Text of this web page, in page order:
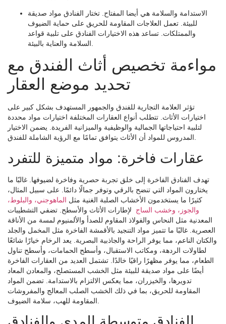
الاستدامة والسلامة هي أيضا المفتاح. تختار الفنادق مواد صديقة
للبيئة. تعمل العلاجات المقاومة للحريق على حماية الضيوف
والممتلكات. تساعد هذه الاختيارات الفنادق على تلبية قواعد
مواءمة تخصيص أثاث الفندق مع
تحديد موضع العقار
تؤثر العلامة التجارية للفندق والجمهور المستهدف بشكل كبير على
اختيارات الأثاث. تتطلب أنواع العقارات المختلفة اختيارات مواد محددة
لتلبية احتياجاتها الجمالية والوظيفية والميزانية الفريدة. يضمن الاختيار
المدروس للمواد أن الأثاث يتوافق تمامًا مع الرؤية الشاملة للفندق.
عقارات فاخرة: مواد متميزة للتفرد
تهدف الفنادق الفاخرة إلى خلق تجربة حصرية وفاخرة لضيوفها. غالبًا ما
يختارون المواد التي تنضح بالرقي وتوفر جمالًا دائمًا. على سبيل المثال،
كثيرًا ما يستخدمون الأخشاب الصلبة الغنية مثل الماهوجني، والبلوط،
والجوز، وخشب الساج
لإطارات الأثاث والأسطح. تضفي التشطيبات
المعدنية مثل النحاس والفولاذ المقاوم للصدأ والألمنيوم لمسة من الأناقة
العصرية. غالبًا ما تتميز مواد التنجيد بالأقمشة الفاخرة مثل المخمل والجلد
والكتان الناعم، مما يوفر الراحة والجاذبية البصرية. يعد الرخام خيارًا شائعًا
لطاولات الردهة، ومكاتب الاستقبال، وأسطح الحمامات، وأسطح تناول
الطعام، مما يوفر مظهرًا راقيًا خالدًا. تشتمل العديد من العقارات الفاخرة
أيضًا على مواد صديقة للبيئة مثل الخشب المستصلح، والمعادن المعاد
تدويرها، والخيزران، مما يعكس الالتزام بالاستدامة. تضمن المواد
المقاومة للحريق، بما في ذلك الخشب الصلب المعالج والمفروشات